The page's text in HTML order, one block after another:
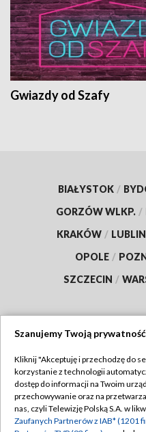
Gwiazdy od Szafy
BIAŁYSTOK /
GORZÓW WLKP. /
KRAKÓW / LUBLIN
OPOLE /
SZCZECIN /
Abonament TVP
Emisja w TVP
Szanujemy Twoją prywatność
Kliknij "Akceptuję i przechodzę do
korzystanie z technologii
dostęp do informacji na Twoim
przechowywanie oraz na
nas, czyli Telewizję Polską S.A. w
Zaufanych Partnerów z IAB* (1201